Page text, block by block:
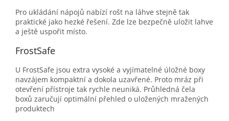
Pro ukládání nápojů nabízí rošt na láhve stejně tak
praktické jako hezké řešení. Zde lze bezpečně uložit lahve
a ještě uspořit místo.
FrostSafe
U FrostSafe jsou extra vysoké a vyjímatelné úložné boxy
navzájem kompaktní a dokola uzavřené. Proto mráz při
otevření přístroje tak rychle neuniká. Průhledná čela
boxů zaručují optimální přehled o uložených mražených
produktech